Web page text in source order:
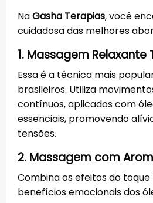
NaGasha Terapias, você
cuidadosa das melhores
1. Massagem Relaxante
Essa é a técnica mais
brasileiros. Utiliza
contínuos, aplicados com
essenciais, promovendo
tensões.
2. Massagem com
Combina os efeitos do
benefícios emocionais dos